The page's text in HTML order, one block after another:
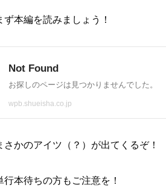
ず本編を読みましょう！
さかのアイツ（？）が出てくるぞ！
行本待ちの方もご注意を！